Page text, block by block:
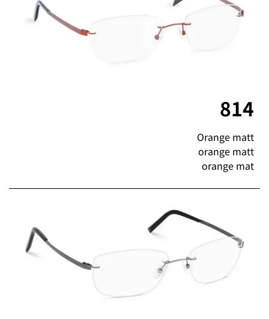
814
Orange matt
orange matt
orange mat